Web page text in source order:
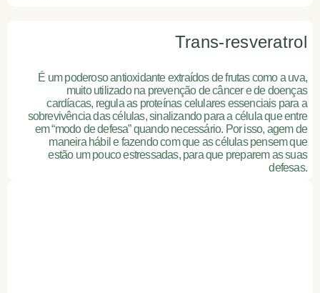
Trans-resveratrol
É um poderoso antioxidante extraídos de frutas como a uva,
muito utilizado na prevenção de câncer e de doenças
cardíacas, regula as proteínas celulares essenciais para a
sobrevivência das células, sinalizando para a célula que entre
em “modo de defesa” quando necessário. Por isso, agem de
maneira hábil e fazendo com que as células pensem que
estão um pouco estressadas, para que preparem as suas
defesas.